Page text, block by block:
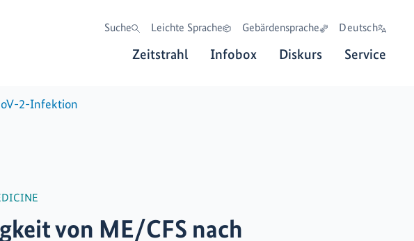
Suche Leichte Sprache Gebärdensprache Deutsch
Zeitstrahl Infobox Diskurs Service
2-Infektion
von ME/CFS nach